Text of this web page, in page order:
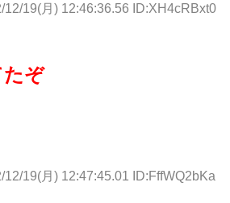
12/19(月) 12:46:36.56 ID:XH4cRBxt0
ぞ
12/19(月) 12:47:45.01 ID:FffWQ2bKa